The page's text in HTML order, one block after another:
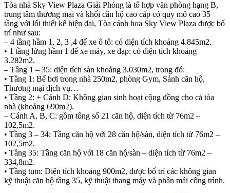
Tòa nhà Sky View Plaza Giải Phóng là tổ hợp văn phòng hạng B,
trung tâm thương mại và khối căn hộ cao cấp có quy mô cao 35
tầng với lối thiết kế hiện đại, Tòa cánh hoa Sky View Plaza được bố
trí như sau:
– 4 tầng hầm 1, 2, 3 ,4 để xe ô tô: có diện tích khoảng 4.845m2.
• 1 tầng lửng hầm 1 để xe máy, xe đạp: có diện tích khoảng
3.282m2.
– Tầng 1 – 35: diện tích sàn khoảng 3.030m2, trong đó:
• Tầng 1: Bể bơi trong nhà 250m2, phòng Gym, Sảnh căn hộ,
Thương mại dịch vụ…
• Tầng 2: + Cánh D: Không gian sinh hoạt cộng đồng cho cả tòa
nhà (khoảng 690m2).
– Cánh A, B, C: gồm tổng số 21 căn hộ, diện tích từ 76m2 –
102,5m2.
• Tầng 3 – 34: Tầng căn hộ với 28 căn hộ/sàn, diện tích từ 76m2 –
102,5m2.
• Tầng 35: Tầng căn hộ với 18 căn hộ/sàn – diện tích từ 76m2 –
334,8m2.
• Tầng tum: Diện tích khoảng 900m2, được bố trí các không gian
kỹ thuật căn hộ tầng 35, kỹ thuật thang máy và phần mái công trình.